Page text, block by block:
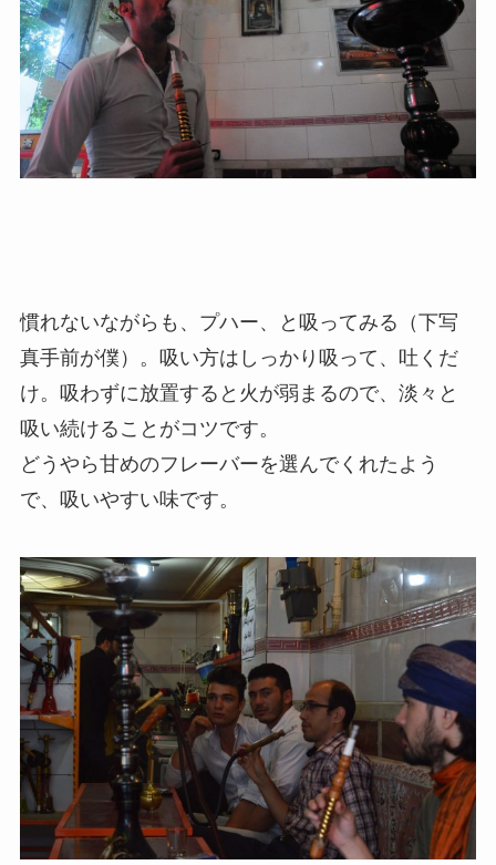
慣れないながらも、プハー、と吸ってみる（下写
真手前が僕）。​吸い方はしっかり吸って、吐くだ
け。吸わずに放置すると火が弱まるので、淡々と
吸い続けることがコツです。
どうやら甘めのフレーバーを選んでくれたよう
で、吸いやすい味です。